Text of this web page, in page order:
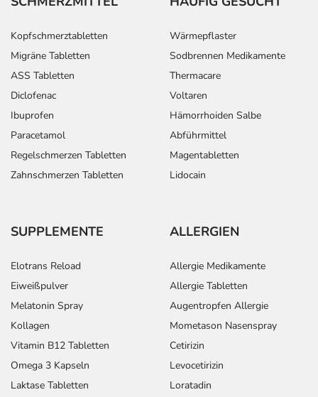
Kopfschmerztabletten
Migräne Tabletten
ASS Tabletten
Diclofenac
Ibuprofen
Paracetamol
Regelschmerzen Tabletten
Zahnschmerzen Tabletten
Wärmepflaster
Sodbrennen Medikamente
Thermacare
Voltaren
Hämorrhoiden Salbe
Abführmittel
Magentabletten
Lidocain
SUPPLEMENTE
Elotrans Reload
Eiweißpulver
Melatonin Spray
Kollagen
Vitamin B12 Tabletten
Omega 3 Kapseln
Laktase Tabletten
ALLERGIEN
Allergie Medikamente
Allergie Tabletten
Augentropfen Allergie
Mometason Nasenspray
Cetirizin
Levocetirizin
Loratadin